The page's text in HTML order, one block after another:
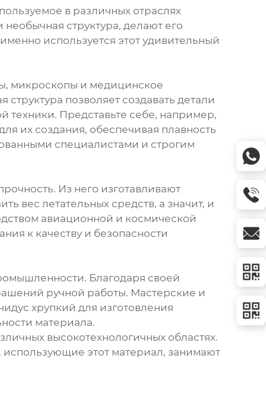
в различных отраслях
структура, делают его
используется этот удивительный
микроскопы и медицинское
позволяет создавать детали
техники. Представьте себе, например,
их создания, обеспечивая плавность
специалистами и строгим
Из него изготавливают
вес летательных средств, а значит, и
авиационной и космической
к качеству и безопасности
Благодаря своей
ручной работы. Мастерские и
хрупкий для изготовления
материала.
высокотехнологичных областях.
использующие этот материал, занимают